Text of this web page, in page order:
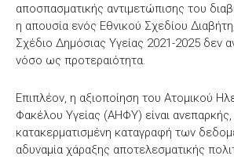
αποσπασματικής αντιμετώπισης του
η απουσία ενός Εθνικού Σχεδίου
Σχέδιο Δημόσιας Υγείας 2021-2025 δεν
νόσο ως προτεραιότητα.
Επιπλέον, η αξιοποίηση του Ατομικού
Φακέλου Υγείας (ΑΗΦΥ) είναι
κατακερματισμένη καταγραφή των
αδυναμία χάραξης αποτελεσματικής